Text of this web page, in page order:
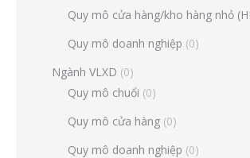
Quy mô cửa hàng/kho hàng nhỏ
Quy mô doanh nghiệp (0)
Ngành VLXD (0)
Quy mô chuổi (0)
Quy mô cửa hàng (0)
Quy mô doanh nghiệp (0)